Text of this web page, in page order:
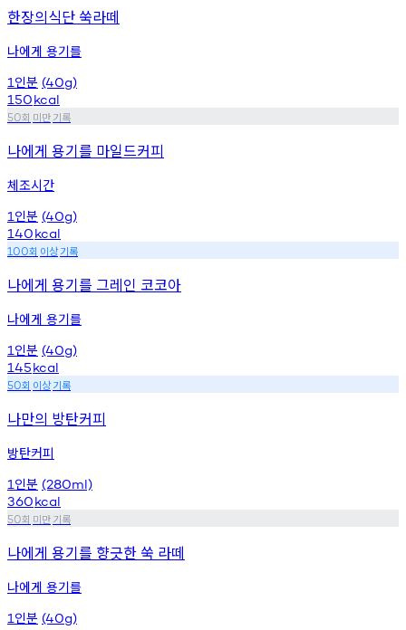
한장의식단 쑥라떼
나에게 용기를
1 인분 (40g)
150kcal
50회 미만기록
나에게 용기를 마일드커피
체조시간
1 인분 (40g)
140kcal
100회 이상기록
나에게 용기를 그레인 코코아
나에게 용기를
1 인분 (40g)
145kcal
50회 이상기록
나만의 방탄커피
방탄커피
1 인분 (280ml)
360kcal
50회 미만기록
나에게 용기를 향긋한 쑥 라떼
나에게 용기를
1 인분 (40g)